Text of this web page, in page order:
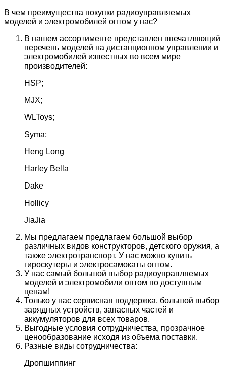
В чем преимущества покупки радиоуправляемых
моделей и электромобилей оптом у нас?
В нашем ассортименте представлен впечатляющий
перечень моделей на дистанционном управлении и
электромобилей известных во всем мире
производителей:
HSP;
MJX;
WLToys;
Syma;
Heng Long
Harley Bella
Dake
Hollicy
JiaJia
Мы предлагаем предлагаем большой выбор
различных видов конструкторов, детского оружия, а
также электротранспорт. У нас можно купить
гироскутеры и электросамокаты оптом.
У нас самый большой выбор радиоуправляемых
моделей и электромобили оптом по доступным
ценам!
Только у нас сервисная поддержка, большой выбор
зарядных устройств, запасных частей и
аккумуляторов для всех товаров.
Выгодные условия сотрудничества, прозрачное
ценообразование исходя из объема поставки.
Разные виды сотрудничества:
Дропшиппинг